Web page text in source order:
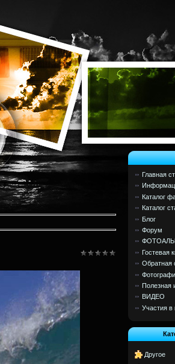
Главная
Каталог
Каталог
Блог
Форум
Гостевая
Обратная
Полезная
ВИДЕО
Участия в
Другое